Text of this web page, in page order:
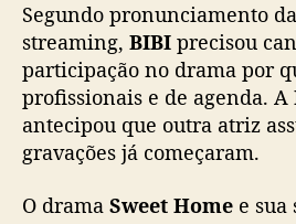
Segundo pronunciamento
streaming, BIBI precisou
participação no drama por
profissionais e de agenda. A
antecipou que outra atriz
gravações já começaram.
O drama Sweet Home e sua